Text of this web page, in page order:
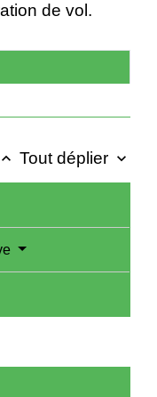
de vol.
keyboard_arrow_up Tout déplier keyboard_arrow_down